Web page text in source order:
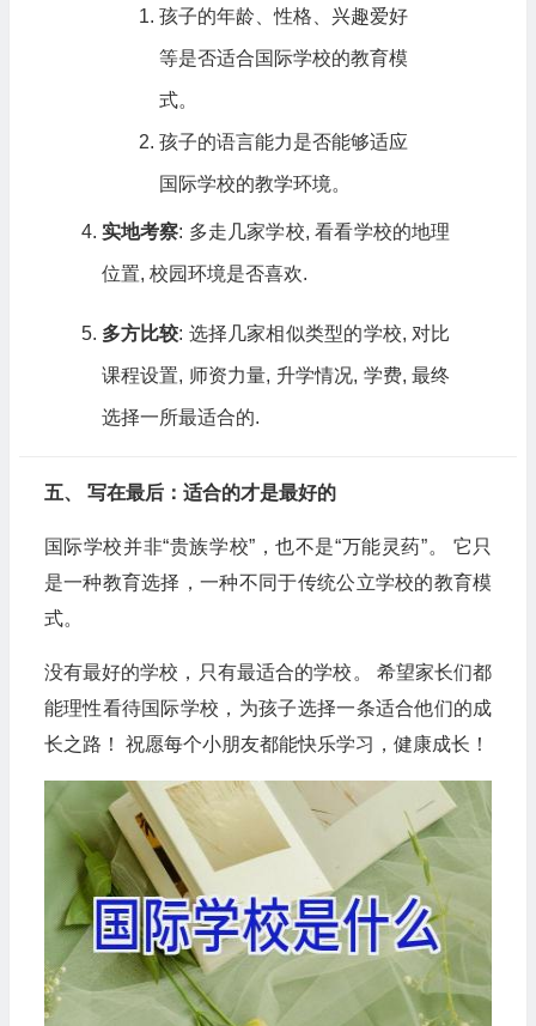
孩子的年龄、性格、兴趣爱好
等是否适合国际学校的教育模
式。
孩子的语言能力是否能够适应
国际学校的教学环境。
实地考察: 多走几家学校, 看看学校的地理
位置, 校园环境是否喜欢.
多方比较: 选择几家相似类型的学校, 对比
课程设置, 师资力量, 升学情况, 学费, 最终
选择一所最适合的.
五、 写在最后：适合的才是最好的
国际学校并非“贵族学校”，也不是“万能灵药”。 它只
是一种教育选择，一种不同于传统公立学校的教育模
式。
没有最好的学校，只有最适合的学校。 希望家长们都
能理性看待国际学校，为孩子选择一条适合他们的成
长之路！ 祝愿每个小朋友都能快乐学习，健康成长！